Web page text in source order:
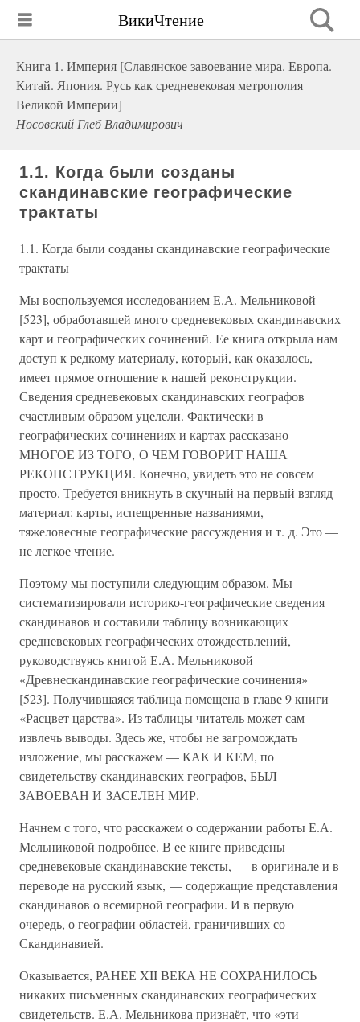
ВикиЧтение
Книга 1. Империя [Славянское завоевание мира. Европа.
Китай. Япония. Русь как средневековая метрополия
Великой Империи]
Носовский Глеб Владимирович
1.1. Когда были созданы
скандинавские географические
трактаты
1.1. Когда были созданы скандинавские географические
трактаты
Мы воспользуемся исследованием Е.А. Мельниковой
[523], обработавшей много средневековых скандинавских
карт и географических сочинений. Ее книга открыла нам
доступ к редкому материалу, который, как оказалось,
имеет прямое отношение к нашей реконструкции.
Сведения средневековых скандинавских географов
счастливым образом уцелели. Фактически в
географических сочинениях и картах рассказано
МНОГОЕ ИЗ ТОГО, О ЧЕМ ГОВОРИТ НАША
РЕКОНСТРУКЦИЯ. Конечно, увидеть это не совсем
просто. Требуется вникнуть в скучный на первый взгляд
материал: карты, испещренные названиями,
тяжеловесные географические рассуждения и т. д. Это —
не легкое чтение.
Поэтому мы поступили следующим образом. Мы
систематизировали историко-географические сведения
скандинавов и составили таблицу возникающих
средневековых географических отождествлений,
руководствуясь книгой Е.А. Мельниковой
«Древнескандинавские географические сочинения»
[523]. Получившаяся таблица помещена в главе 9 книги
«Расцвет царства». Из таблицы читатель может сам
извлечь выводы. Здесь же, чтобы не загромождать
изложение, мы расскажем — КАК И КЕМ, по
свидетельству скандинавских географов, БЫЛ
ЗАВОЕВАН И ЗАСЕЛЕН МИР.
Начнем с того, что расскажем о содержании работы Е.А.
Мельниковой подробнее. В ее книге приведены
средневековые скандинавские тексты, — в оригинале и в
переводе на русский язык, — содержащие представления
скандинавов о всемирной географии. И в первую
очередь, о географии областей, граничивших со
Скандинавией.
Оказывается, РАНЕЕ XII ВЕКА НЕ СОХРАНИЛОСЬ
никаких письменных скандинавских географических
свидетельств. Е.А. Мельникова признаёт, что «эти